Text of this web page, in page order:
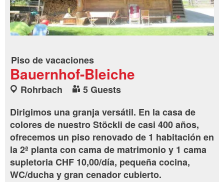
Piso de vacaciones
Bauernhof-Bleiche
Rohrbach
5 Guests
Dirigimos una granja versátil. En la casa de
colores de nuestro Stöckli de casi 400 años,
ofrecemos un piso renovado de 1 habitación en
la 2ª planta con cama de matrimonio y 1 cama
supletoria CHF 10,00/día, pequeña cocina,
WC/ducha y gran cenador cubierto.